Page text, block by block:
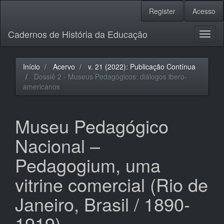
principal
Barra
Lateral
Register Acesso
Cadernos de História da Educação
Início Acervo
v. 21 (2022): Publicação Contínua
Dossiê 2 - Museus Pedagógicos: diálogos ibero-
americanos
Museu Pedagógico
Nacional –
Pedagogium, uma
vitrine comercial (Rio de
Janeiro, Brasil / 1890-